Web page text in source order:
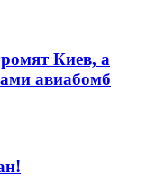
Киев, а
авиабомб